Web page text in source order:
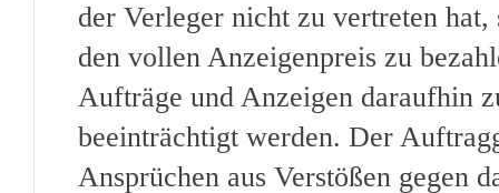
der Verleger nicht zu vertreten
den vollen Anzeigenpreis zu
Aufträge und Anzeigen daraufhin
beeinträchtigt werden. Der
Ansprüchen aus Verstößen gegen